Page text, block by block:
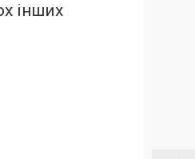
інших